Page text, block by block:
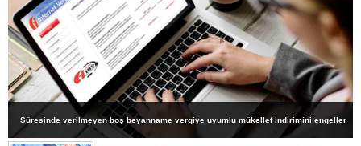
Süresinde verilmeyen boş beyanname vergiye uyumlu mükellef indirimini engeller